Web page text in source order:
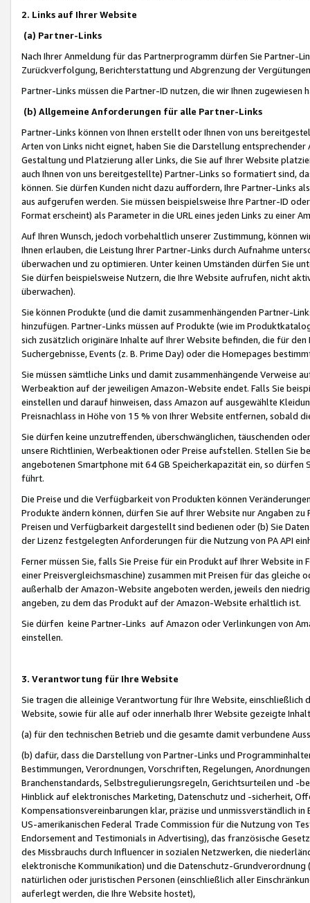
2. Links auf Ihrer Website
(a) Partner-Links
Nach Ihrer Anmeldung für das Partnerprogramm dürfen Sie Partner-
Zurückverfolgung, Berichterstattung und Abgrenzung der
Partner-Links müssen die Partner-ID nutzen, die wir Ihnen zugewiesen
(b) Allgemeine Anforderungen für alle Partner-Links
Partner-Links können von Ihnen erstellt oder Ihnen von uns
Arten von Links nicht eignet, haben Sie die Darstellung
Gestaltung und Platzierung aller Links, die Sie auf Ihrer Website
auch Ihnen von uns bereitgestellte) Partner-Links so formatiert sind,
können. Sie dürfen Kunden nicht dazu auffordern, Ihre Partner-Links
aus aufgerufen werden. Sie müssen beispielsweise Ihre Partner-ID
Format erscheint) als Parameter in die URL eines jeden Links zu einer
Auf Ihren Wunsch, jedoch vorbehaltlich unserer Zustimmung, können
Ihnen erlauben, die Leistung Ihrer Partner-Links durch Aufnahme
überwachen und zu optimieren. Unter keinen Umständen dürfen Sie
Sie dürfen beispielsweise Nutzern, die Ihre Website aufrufen, nicht
überwachen).
Sie können Produkte (und die damit zusammenhängenden Partner-
hinzufügen. Partner-Links müssen auf Produkte (wie im
sich zusätzlich originäre Inhalte auf Ihrer Website befinden, die für
Suchergebnisse, Events (z. B. Prime Day) oder die Homepages
Sie müssen sämtliche Links und damit zusammenhängende
Werbeaktion auf der jeweiligen Amazon-Website endet. Falls Sie
einstellen und darauf hinweisen, dass Amazon auf ausgewählte
Preisnachlass in Höhe von 15 % von Ihrer Website entfernen, sobald
Sie dürfen keine unzutreffenden, überschwänglichen, täuschenden
unsere Richtlinien, Werbeaktionen oder Preise aufstellen. Stellen Sie
angebotenen Smartphone mit 64 GB Speicherkapazität ein, so dürfen
führt.
Die Preise und die Verfügbarkeit von Produkten können
Produkte ändern können, dürfen Sie auf Ihrer Website nur Angaben
Preisen und Verfügbarkeit dargestellt sind bedienen oder (b) Sie
der Lizenz festgelegten Anforderungen für die Nutzung von PA API
Ferner müssen Sie, falls Sie Preise für ein Produkt auf Ihrer Website
einer Preisvergleichsmaschine) zusammen mit Preisen für das
außerhalb der Amazon-Website angeboten werden, jeweils den
angeben, zu dem das Produkt auf der Amazon-Website erhältlich ist.
Sie dürfen keine Partner-Links auf Amazon oder Verlinkungen von
einstellen.
3. Verantwortung für Ihre Website
Sie tragen die alleinige Verantwortung für Ihre Website,
Website, sowie für alle auf oder innerhalb Ihrer Website gezeigte
(a) für den technischen Betrieb und die gesamte damit verbundene
(b) dafür, dass die Darstellung von Partner-Links und
Bestimmungen, Verordnungen, Vorschriften, Regelungen,
Branchenstandards, Selbstregulierungsregeln, Gerichtsurteilen und -
Hinblick auf elektronisches Marketing, Datenschutz und -sicherheit,
Kompensationsvereinbarungen klar, präzise und unmissverständlich
US-amerikanischen Federal Trade Commission für die Nutzung von
Endorsement and Testimonials in Advertising), das französische
des Missbrauchs durch Influencer in sozialen Netzwerken, die
elektronische Kommunikation) und die Datenschutz-
natürlichen oder juristischen Personen (einschließlich aller
auferlegt werden, die Ihre Website hostet),